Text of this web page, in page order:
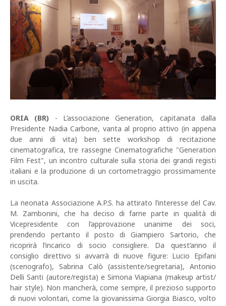
ORIA (BR) - L’associazione Generation, capitanata dalla
Presidente Nadia Carbone, vanta al proprio attivo (in appena
due anni di vita) ben sette workshop di recitazione
cinematografica, tre rassegne Cinematografiche "Generation
Film Fest", un incontro culturale sulla storia dei grandi registi
italiani e la produzione di un cortometraggio prossimamente
in uscita.
La neonata Associazione A.P.S. ha attirato l’interesse del Cav.
M. Zambonini, che ha deciso di farne parte in qualità di
Vicepresidente con l’approvazione unanime dei soci,
prendendo pertanto il posto di Giampiero Sartorio, che
ricoprirà l’incarico di socio consigliere. Da quest’anno il
consiglio direttivo si avvarrà di nuove figure: Lucio Epifani
(scenografo), Sabrina Calò (assistente/segretaria), Antonio
Delli Santi (autore/regista) e Simona Viapiana (makeup artist/
hair style). Non mancherà, come sempre, il prezioso supporto
di nuovi volontari, come la giovanissima Giorgia Biasco, volto